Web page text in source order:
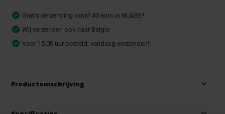
Gratis verzending vanaf 40 euro in NL&BE*
Wij verzenden ook naar Belgie
Voor 15.00 uur besteld, vandaag verzonden!!
Productomschrijving